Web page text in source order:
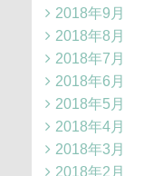
2018年9月
2018年8月
2018年7月
2018年6月
2018年5月
2018年4月
2018年3月
2018年2月